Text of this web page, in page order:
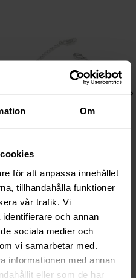
Om
för att anpassa innehållet
tillhandahålla funktioner
vår trafik. Vi
och annan
sociala medier och
vi samarbetar med.
informationen med annan
eller som de har
Lily and Rose
Emily pearl bracelet -
: 349 kr
349 kr